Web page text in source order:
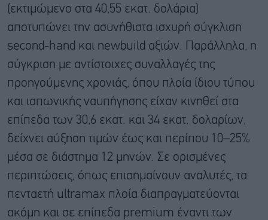
(εκτιμώμενο στα 40,55 εκατ. δολάρια)
αποτυπώνει την ασυνήθιστα ισχυρή σύγκλιση
second-hand και newbuild αξιών. Παράλληλα, η
σύγκριση με αντίστοιχες συναλλαγές της
προηγούμενης χρονιάς, όπου πλοία ίδιου τύπου
και ιαπωνικής ναυπήγησης είχαν κινηθεί στα
επίπεδα των 30,6 εκατ. και 34 εκατ. δολαρίων,
δείχνει αύξηση τιμών έως και περίπου 10–25%
μέσα σε διάστημα 12 μηνών. Σε ορισμένες
περιπτώσεις, όπως επισημαίνουν αναλυτές, τα
πενταετή ultramax πλοία διαπραγματεύονται
ακόμη και σε επίπεδα premium έναντι των